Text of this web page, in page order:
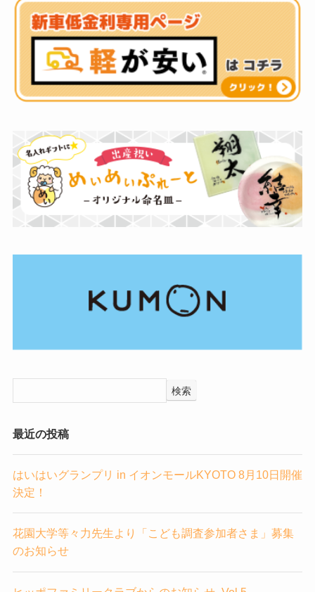
検索
最近の投稿
はいはいグランプリ in イオンモールKYOTO 8月10日開催
決定！
花園大学等々力先生より「こども調査参加者さま」募集
のお知らせ